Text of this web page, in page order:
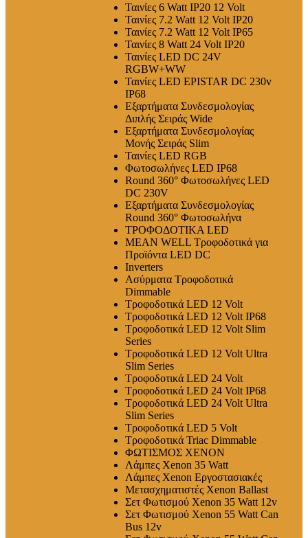
Ταινίες 6 Watt IP20 12 Volt
Ταινίες 7.2 Watt 12 Volt IP20
Ταινίες 7.2 Watt 12 Volt IP65
Ταινίες 8 Watt 24 Volt IP20
Ταινίες LED DC 24V
RGBW+WW
Ταινίες LED EPISTAR DC 230v
IP68
Εξαρτήματα Συνδεσμολογίας
Διπλής Σειράς Wide
Εξαρτήματα Συνδεσμολογίας
Μονής Σειράς Slim
Ταινίες LED RGB
Φωτοσωλήνες LED IP68
Round 360° Φωτοσωλήνες LED
DC 230V
Εξαρτήματα Συνδεσμολογίας
Round 360° Φωτοσωλήνα
ΤΡΟΦΟΔΟΤΙΚΑ LED
MEAN WELL Τροφοδοτικά για
Προϊόντα LED DC
Inverters
Ασύρματα Τροφοδοτικά
Dimmable
Τροφοδοτικά LED 12 Volt
Τροφοδοτικά LED 12 Volt IP68
Τροφοδοτικά LED 12 Volt Slim
Series
Τροφοδοτικά LED 12 Volt Ultra
Slim Series
Τροφοδοτικά LED 24 Volt
Τροφοδοτικά LED 24 Volt IP68
Τροφοδοτικά LED 24 Volt Ultra
Slim Series
Τροφοδοτικά LED 5 Volt
Τροφοδοτικά Triac Dimmable
ΦΩΤΙΣΜΟΣ XENON
Λάμπες Xenon 35 Watt
Λάμπες Xenon Εργοστασιακές
Μετασχηματιστές Xenon Ballast
Σετ Φωτισμού Xenon 35 Watt 12v
Σετ Φωτισμού Xenon 55 Watt Can
Bus 12v